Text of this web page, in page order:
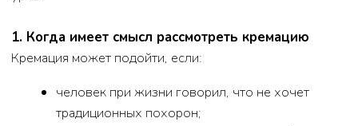
Важно: если у человека были религиозные
убеждения, лучше обсудить этот вопрос со
кремации нейтрально или допускают её при
определённых условиях.